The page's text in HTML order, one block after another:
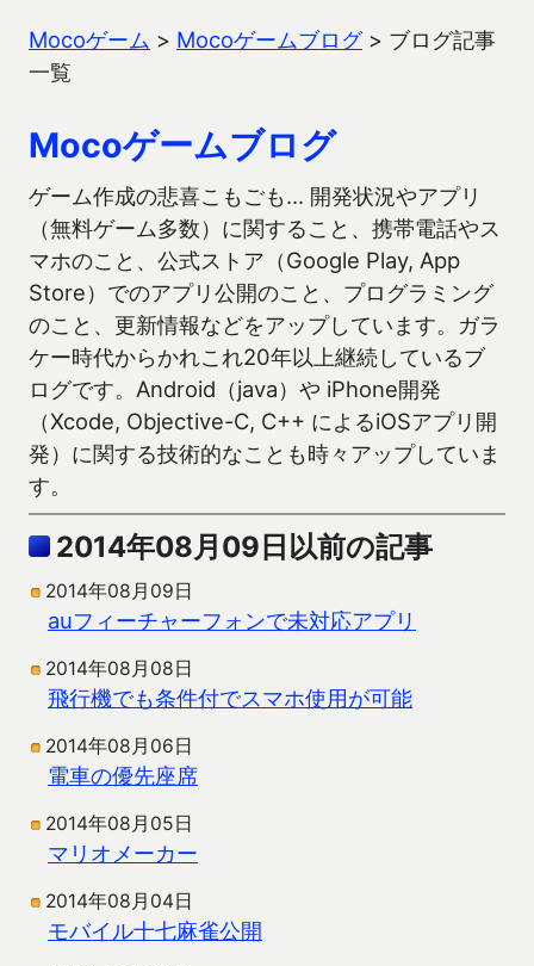
Mocoゲーム > Mocoゲームブログ> ブログ記事
一覧
Mocoゲームブログ
ゲーム作成の悲喜こもごも… 開発状況やアプリ
（無料ゲーム多数）に関すること、携帯電話やス
マホのこと、公式ストア（Google Play, App
Store）でのアプリ公開のこと、プログラミング
のこと、更新情報などをアップしています。ガラ
ケー時代からかれこれ20年以上継続しているブ
ログです。Android（java）や iPhone開発
（Xcode, Objective-C, C++ によるiOSアプリ開
発）に関する技術的なことも時々アップしていま
す。
2014年08月09日以前の記事
2014年08月09日
auフィーチャーフォンで未対応アプリ
2014年08月08日
飛行機でも条件付でスマホ使用が可能
2014年08月06日
電車の優先座席
2014年08月05日
マリオメーカー
2014年08月04日
モバイル十七麻雀公開